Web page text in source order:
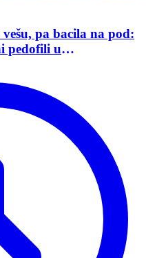
pa bacila na pod:
pedofili u